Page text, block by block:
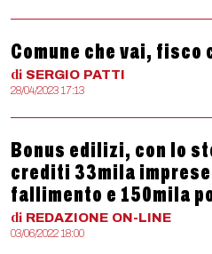
Comune che vai, fisco
di SERGIO PATTI
28/04/2023 17:13
Bonus edilizi, con lo
crediti 33mila
fallimento e 150mila
di REDAZIONE ON-LINE
03/06/2022 18:00